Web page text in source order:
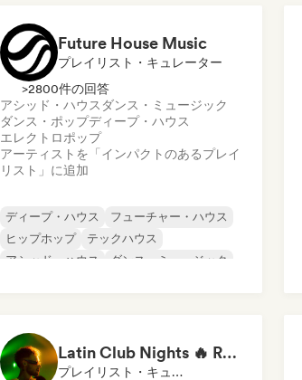
Future House Music
プレイリスト・キュレーター
>2800件の回答
アシッド・ハウス ダンス・ミュージック
ダンス・ポップディープ・ハウス
エレクトロポップ
アーティストを「インパクトのあるプレイ
リスト」に追加
ディープ・ハウス
フューチャー・ハウス
ヒップホップ
テックハウス
アシッド・ハウス
ダンス・ミュージック
Latin Club Nights 🔥 Reggaeton, Dembow & Latin House
プレイリスト・キュレーター